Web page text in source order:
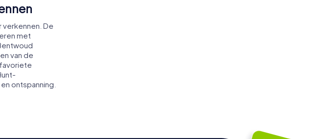
De
met
van de
ontspanning.